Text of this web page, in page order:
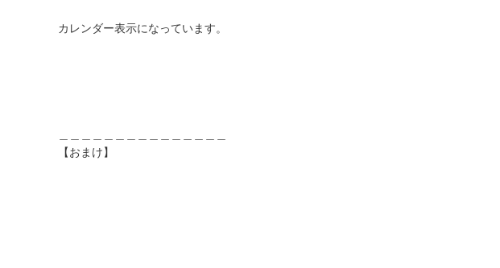
カレンダー表示になっています。
【おまけ】